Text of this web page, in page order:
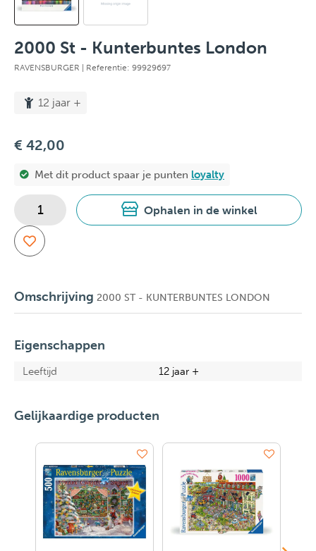
2000 St - Kunterbuntes London
RAVENSBURGER | Referentie: 99929697
12 jaar +
€ 42,00
Met dit product spaar je punten loyalty
Ophalen in de winkel
Omschrijving 2000 ST - KUNTERBUNTES LONDON
Eigenschappen
Leeftijd 12 jaar +
Gelijkaardige producten